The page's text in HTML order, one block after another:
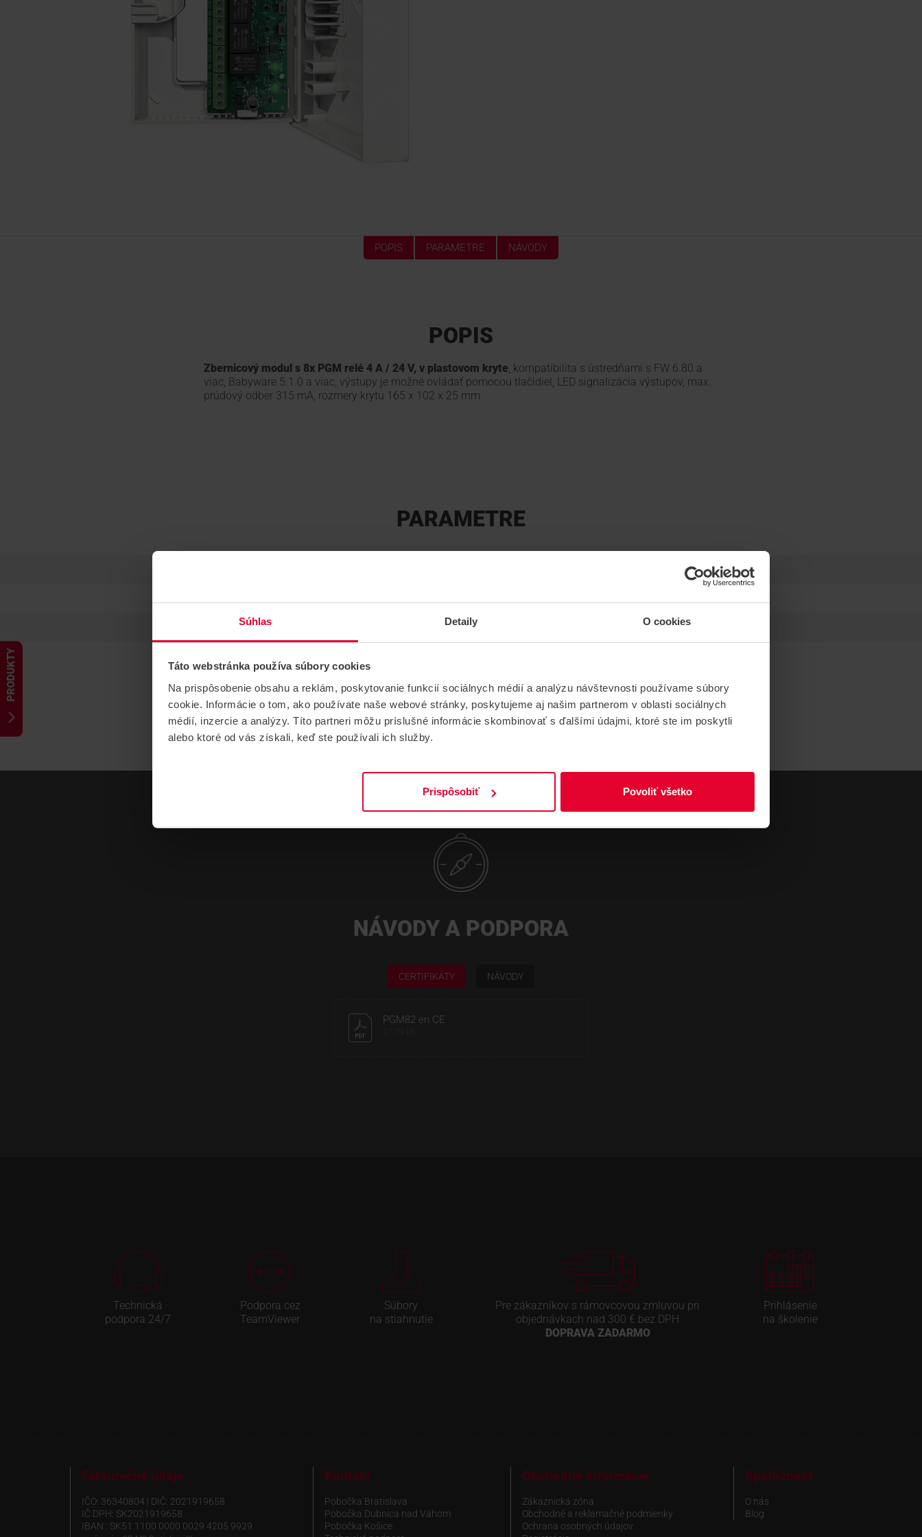
Súhlas Detaily O cookies
Táto webstránka používa súbory cookies
Na prispôsobenie obsahu a reklám, poskytovanie funkcií sociálnych médií a analýzu návštevnosti používame súbory
cookie. Informácie o tom, ako používate naše webové stránky, poskytujeme aj našim partnerom v oblasti sociálnych
médií, inzercie a analýzy. Títo partneri môžu príslušné informácie skombinovať s ďalšími údajmi, ktoré ste im poskytli
alebo ktoré od vás získali, keď ste používali ich služby.
Prispôsobiť Povoliť všetko
PRODUKTY
POPIS PARAMETRE NÁVODY
POPIS
Zbernicový modul s 8x PGM relé 4 A / 24 V, v plastovom kryte, kompatibilita s ústredňami s FW 6.80 a
viac, Babyware 5.1.0 a viac, výstupy je možné ovládať pomocou tlačidiel, LED signalizácia výstupov, max.
prúdový odber 315 mA, rozmery krytu 165 x 102 x 25 mm
PARAMETRE
Výrobca PARADOX
NÁVODY A PODPORA
CERTIFIKÁTY NÁVODY
PGM82 en CE
Technická
podpora 24/7
Podpora cez
TeamViewer
Súbory
na stiahnutie
Pre zákazníkov s rámovcovou zmluvou pri
objednávkach nad 300 € bez DPH
DOPRAVA ZADARMO
Prihlásenie
na školenie
Fakturačné údaje
IČO: 36340804 | DIČ: 2021919658
IČ DPH: SK2021919658
IBAN : SK51 1100 0000 0029 4205 9929
Kontakt
Pobočka Bratislava
Pobočka Dubnica nad Váhom
Pobočka Košice
Obchodné informácie
Zákaznická zóna
Obchodné a reklamačné podmienky
Ochrana osobných údajov
Spoločnosť
O nás
Blog